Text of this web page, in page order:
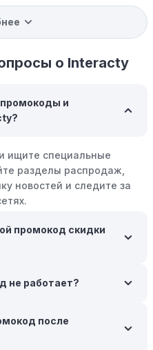
поощрения,
баллы или cashback на
В такие периоды
значительные
и оставьте их на день или
большая
код скидки, чтобы
товары во
когда магазины
о Interacty
промокоды и
ищите специальные
разделы распродаж,
новостей и следите за
промокод скидки
не работает?
после